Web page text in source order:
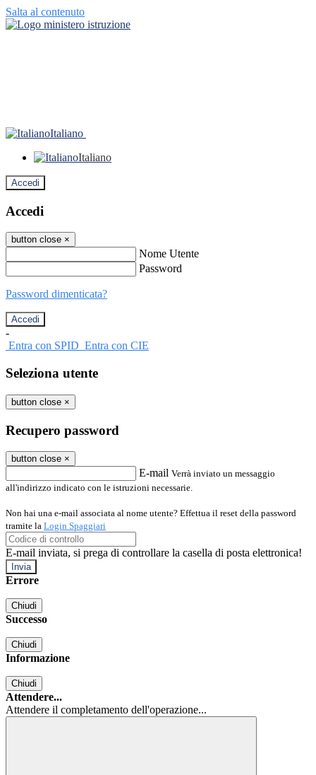
Salta al contenuto
Italiano
Italiano
Accedi
Accedi
button close ×
Nome Utente
Password
Password dimenticata?
-
Entra con SPID Entra con CIE
Seleziona utente
button close ×
Recupero password
button close ×
E-mail Verrà inviato un messaggio
all'indirizzo indicato con le istruzioni necessarie.
Non hai una e-mail associata al nome utente? Effettua il reset della password
tramite la Login Spaggiari
E-mail inviata, si prega di controllare la casella di posta elettronica!
Errore
Chiudi
Successo
Chiudi
Informazione
Chiudi
Attendere...
Attendere il completamento dell'operazione...